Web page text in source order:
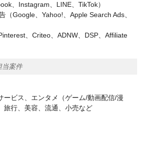
、Instagram、LINE、TikTok）
（Google、Yahoo!、Apple Search Ads、
、Criteo、ADNW、DSP、Affiliate
当案件
ービス、エンタメ（ゲーム/動画配信/漫
旅行、美容、流通、小売など